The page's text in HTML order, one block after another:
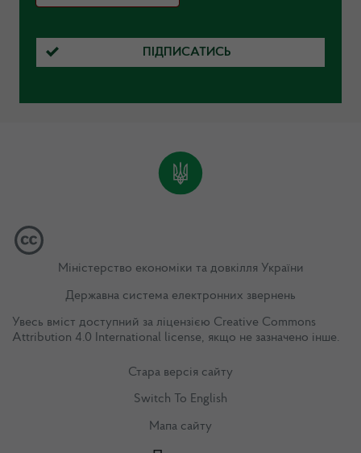
ПІДПИСАТИСЬ
Міністерство економіки та довкілля України
Державна система електронних звернень
Увесь вміст доступний за ліцензією Creative Commons
Attribution 4.0 International license, якщо не зазначено інше.
Стара версія сайту
Switch To English
Мапа сайту